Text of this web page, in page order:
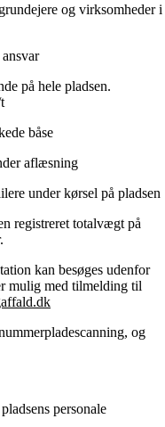
og virksomheder i
på hele pladsen.
båse
aflæsning
under kørsel på pladsen
registreret totalvægt på
kan besøges udenfor
mulig med tilmelding til
og
personale